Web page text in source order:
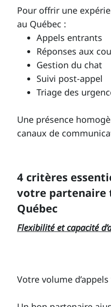
Pour offrir une
au Québec :
Appels entrants
Réponses aux
Gestion du chat
Suivi post-appel
Triage des
Une présence
canaux de
4 critères
votre partenaire
Québec
Flexibilité et capacité
Votre volume d’appels